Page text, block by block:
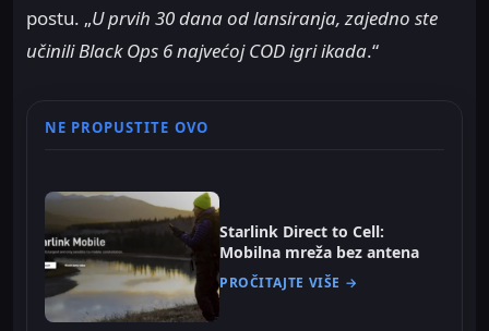
postu. „U prvih 30 dana od lansiranja, zajedno ste
učinili Black Ops 6 najvećoj COD igri ikada.“
NE PROPUSTITE OVO
Starlink Direct to Cell:
Mobilna mreža bez antena
PROČITAJTE VIŠE →